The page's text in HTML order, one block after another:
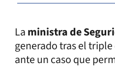
Laministra de
generado tras el
ante un caso que